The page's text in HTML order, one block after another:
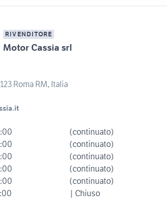
RIVENDITORE
Motor Cassia srl
Roma RM, Italia
(continuato)
(continuato)
(continuato)
(continuato)
(continuato)
| Chiuso